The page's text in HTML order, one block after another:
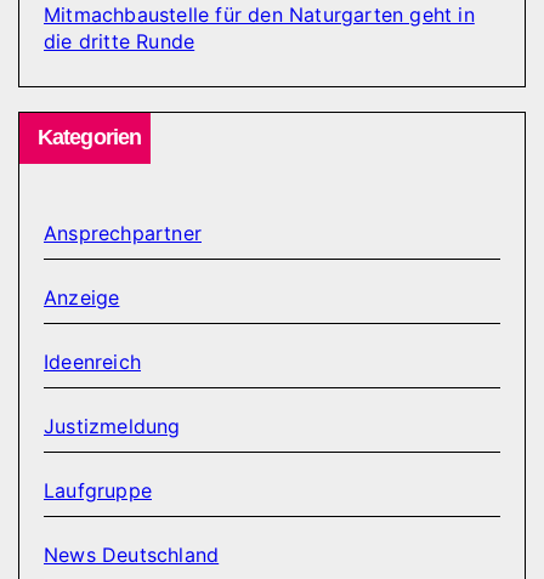
Mitmachbaustelle für den Naturgarten geht in
die dritte Runde
Kategorien
Ansprechpartner
Anzeige
Ideenreich
Justizmeldung
Laufgruppe
News Deutschland